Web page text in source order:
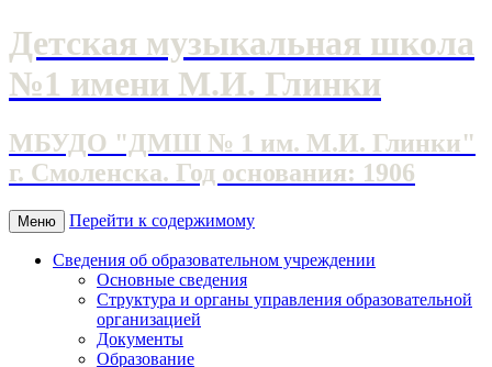
Детская музыкальная школа
№1 имени М.И. Глинки
МБУДО "ДМШ № 1 им. М.И. Глинки"
г. Смоленска. Год основания: 1906
Меню Перейти к содержимому
Сведения об образовательном учреждении
Основные сведения
Структура и органы управления образовательной
организацией
Документы
Образование